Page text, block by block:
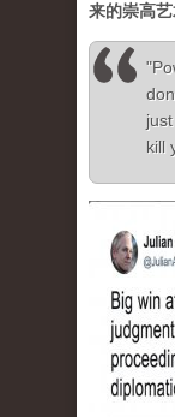
来的崇高艺
kill